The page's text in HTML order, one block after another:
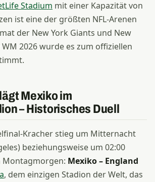
Stadium mit einer Kapazität von
ist eine der größten NFL-Arenen
der New York Giants und New
WM 2026 wurde es zum offiziellen
Mexiko im
– Historisches Duell
Kracher stieg um Mitternacht
beziehungsweise um 02:00
Montagmorgen: Mexiko – England
, dem einzigen Stadion der Welt, das